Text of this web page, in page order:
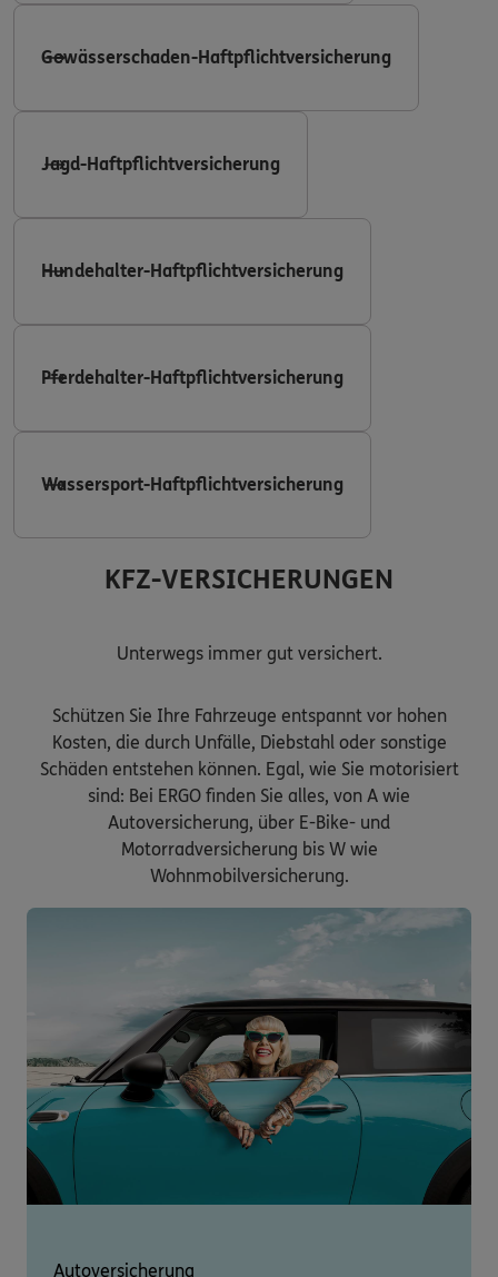
Gewässerschaden-Haftpflichtversicherung
Jagd-Haftpflichtversicherung
Hundehalter-Haftpflichtversicherung
Pferdehalter-Haftpflichtversicherung
Wassersport-Haftpflichtversicherung
KFZ-VERSICHERUNGEN
Unterwegs immer gut versichert.
Schützen Sie Ihre Fahrzeuge entspannt vor hohen
Kosten, die durch Unfälle, Diebstahl oder sonstige
Schäden entstehen können. Egal, wie Sie motorisiert
sind: Bei ERGO finden Sie alles, von A wie
Autoversicherung, über E-Bike- und
Motorradversicherung bis W wie
Wohnmobilversicherung.
Autoversicherung